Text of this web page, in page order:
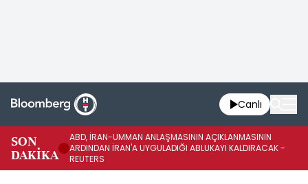
Canlı
SON
DAKİKA
ABD, İRAN-UMMAN ANLAŞMASININ AÇIKLANMASININ
ARDINDAN İRAN'A UYGULADIĞI ABLUKAYI KALDIRACAK -
REUTERS